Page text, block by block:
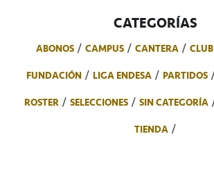
CATEGORÍAS
ABONOS CAMPUS CANTERA CLUB
FUNDACIÓN
LIGA ENDESA PARTIDOS
ROSTER
SELECCIONES SIN CATEGORÍA
TIENDA